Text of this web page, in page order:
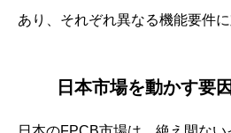
あり、それぞれ異なる機能要件に
日本市場を動かす要